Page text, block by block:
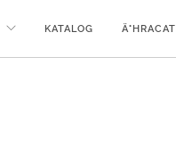
KATALOG Ä°HRACAT